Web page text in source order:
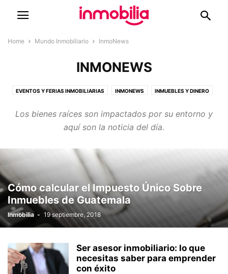
Home Mundo Inmobiliario InmoNews
INMONEWS
EVENTOS Y FERIAS INMOBILIARIAS INMONEWS INMUEBLES Y DINERO
Los bienes raíces son impactados por su entorno y
aquí son la noticia del día.
Cómo calcular el Impuesto Único Sobre
Inmuebles de Guatemala
Inmobilia - 19 septiembre, 2018
Ser asesor inmobiliario: lo que
necesitas saber para emprender
con éxito